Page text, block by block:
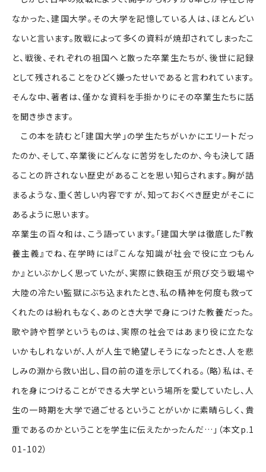
なかった、建国大学。その大学を記憶している人は、ほとんどい
ないと言います。敗戦によって多くの資料が焼却されてしまったこ
と、戦後、それぞれの祖国へと散った卒業生たちが、後世に記録
として残されることをひどく嫌ったせいであると言われています。
そんな中、著者は、僅かな資料を手掛かりにその卒業生たちに話
を聞き歩きます。
この本を読むと「建国大学」の学生たちがいかにエリートだっ
たのか、そして、卒業後にどんなに苦労をしたのか、今も決して語
ることの許されない歴史があることを思い知らされます。胸が詰
まるような、重く苦しい内容ですが、知っておくべき歴史がそこに
あるように思います。
卒業生の百々和は、こう語っています。「建国大学は徹底した『教
養主義』でね、在学時には『こんな知識が社会で役に立つもん
か』といぶかしく思っていたが、実際に鉄砲玉が飛び交う戦場や
大陸の冷たい監獄にぶち込まれたとき、私の精神を何度も救って
くれたのは紛れもなく、あのとき大学で身につけた教養だった。
歌や詩や哲学というものは、実際の社会ではあまり役に立たな
いかもしれないが、人が人生で絶望しそうになったとき、人を悲
しみの淵から救い出し、目の前の道を示してくれる。（略）私は、そ
れを身につけることができる大学という場所を愛していたし、人
生の一時期を大学で過ごせるということがいかに素晴らしく、貴
重であるのかということを学生に伝えたかったんだ…」（本文p.1
01-102）